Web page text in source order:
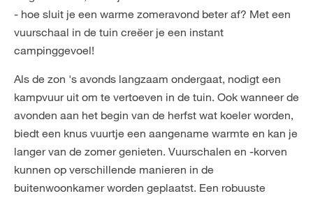
- hoe sluit je een warme zomeravond beter af? Met een
vuurschaal in de tuin creëer je een instant
campinggevoel!
Als de zon 's avonds langzaam ondergaat, nodigt een
kampvuur uit om te vertoeven in de tuin. Ook wanneer de
avonden aan het begin van de herfst wat koeler worden,
biedt een knus vuurtje een aangename warmte en kan je
langer van de zomer genieten. Vuurschalen en -korven
kunnen op verschillende manieren in de
buitenwoonkamer worden geplaatst. Een robuuste